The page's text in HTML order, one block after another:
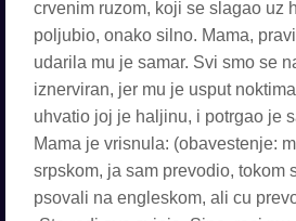
crvenim ruzom, koji se slagao uz
poljubio, onako silno. Mama,
udarila mu je samar. Svi smo se
iznerviran, jer mu je usput
uhvatio joj je haljinu, i potrgao je
Mama je vrisnula: (obavestenje:
srpskom, ja sam prevodio, tokom
psovali na engleskom, ali cu